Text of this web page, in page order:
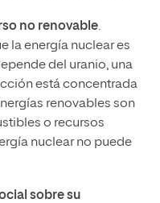
no renovable.
la energía nuclear es
del uranio, una
está concentrada
renovables son
o recursos
nuclear no puede
sobre su